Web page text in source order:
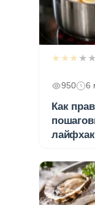
★★★★★
950 6
Как